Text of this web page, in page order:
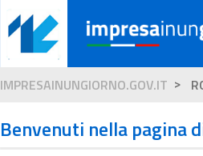
IMPRESAINUNGIORNO.GOV.IT
Benvenuti nella pagina